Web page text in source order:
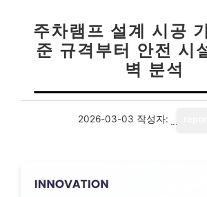
주차램프 설계 시공
준 규격부터 안전 시
벽 분석
2026-03-03 작성자: